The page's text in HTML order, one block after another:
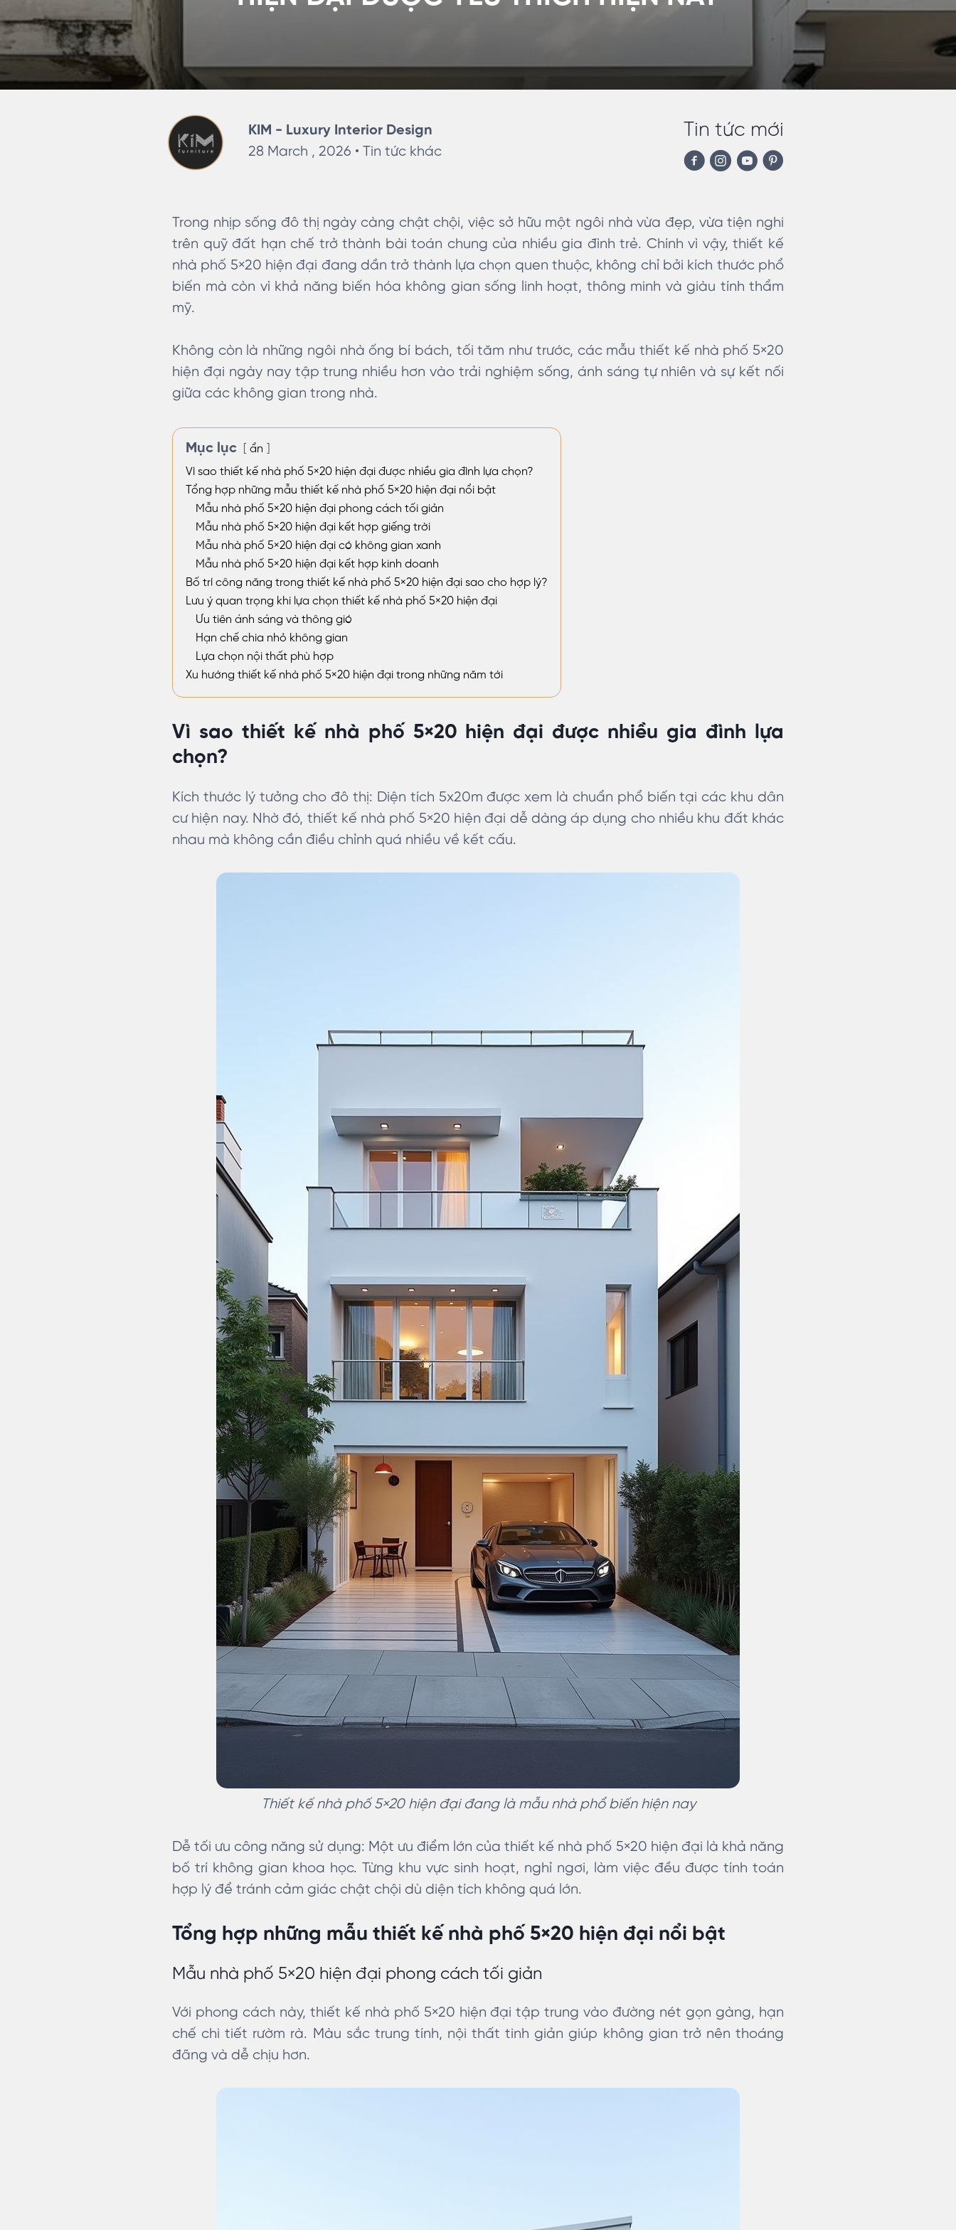
KIM - Luxury Interior Design
28 March , 2026 •Tin tức khác
Tin tức mới
Trong nhịp sống đô thị ngày càng chật chội, việc sở hữu một ngôi nhà vừa đẹp, vừa tiện nghi
trên quỹ đất hạn chế trở thành bài toán chung của nhiều gia đình trẻ. Chính vì vậy, thiết kế
nhà phố 5×20 hiện đại đang dần trở thành lựa chọn quen thuộc, không chỉ bởi kích thước phổ
biến mà còn vì khả năng biến hóa không gian sống linh hoạt, thông minh và giàu tính thẩm
mỹ.
Không còn là những ngôi nhà ống bí bách, tối tăm như trước, các mẫu thiết kế nhà phố 5×20
hiện đại ngày nay tập trung nhiều hơn vào trải nghiệm sống, ánh sáng tự nhiên và sự kết nối
giữa các không gian trong nhà.
Mục lục
ẩn
Vì sao thiết kế nhà phố 5×20 hiện đại được nhiều gia đình lựa chọn?
Tổng hợp những mẫu thiết kế nhà phố 5×20 hiện đại nổi bật
Mẫu nhà phố 5×20 hiện đại phong cách tối giản
Mẫu nhà phố 5×20 hiện đại kết hợp giếng trời
Mẫu nhà phố 5×20 hiện đại có không gian xanh
Mẫu nhà phố 5×20 hiện đại kết hợp kinh doanh
Bố trí công năng trong thiết kế nhà phố 5×20 hiện đại sao cho hợp lý?
Lưu ý quan trọng khi lựa chọn thiết kế nhà phố 5×20 hiện đại
Ưu tiên ánh sáng và thông gió
Hạn chế chia nhỏ không gian
Lựa chọn nội thất phù hợp
Xu hướng thiết kế nhà phố 5×20 hiện đại trong những năm tới
Vì sao thiết kế nhà phố 5×20 hiện đại được nhiều gia đình lựa
chọn?
Kích thước lý tưởng cho đô thị: Diện tích 5x20m được xem là chuẩn phổ biến tại các khu dân
cư hiện nay. Nhờ đó, thiết kế nhà phố 5×20 hiện đại dễ dàng áp dụng cho nhiều khu đất khác
nhau mà không cần điều chỉnh quá nhiều về kết cấu.
Thiết kế nhà phố 5×20 hiện đại đang là mẫu nhà phổ biến hiện nay
Dễ tối ưu công năng sử dụng: Một ưu điểm lớn của thiết kế nhà phố 5×20 hiện đại là khả năng
bố trí không gian khoa học. Từng khu vực sinh hoạt, nghỉ ngơi, làm việc đều được tính toán
hợp lý để tránh cảm giác chật chội dù diện tích không quá lớn.
Tổng hợp những mẫu thiết kế nhà phố 5×20 hiện đại nổi bật
Mẫu nhà phố 5×20 hiện đại phong cách tối giản
Với phong cách này, thiết kế nhà phố 5×20 hiện đại tập trung vào đường nét gọn gàng, hạn
chế chi tiết rườm rà. Màu sắc trung tính, nội thất tinh giản giúp không gian trở nên thoáng
đãng và dễ chịu hơn.